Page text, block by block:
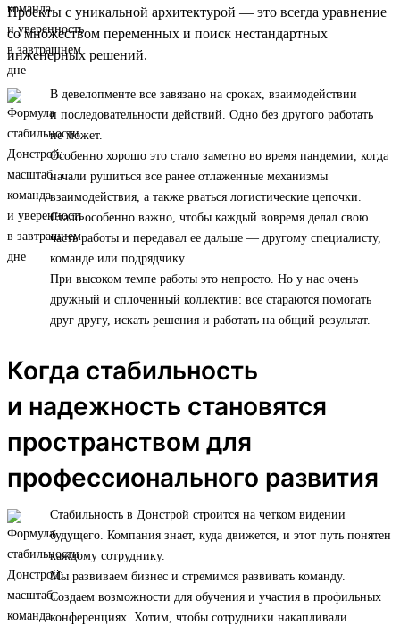
Проекты с уникальной архитектурой — это всегда уравнение
со множеством переменных и поиск нестандартных
инженерных решений.
В девелопменте все завязано на сроках, взаимодействии
и последовательности действий. Одно без другого работать
не может.
Особенно хорошо это стало заметно во время пандемии, когда
начали рушиться все ранее отлаженные механизмы
взаимодействия, а также рваться логистические цепочки.
Стало особенно важно, чтобы каждый вовремя делал свою
часть работы и передавал ее дальше — другому специалисту,
команде или подрядчику.
При высоком темпе работы это непросто. Но у нас очень
дружный и сплоченный коллектив: все стараются помогать
друг другу, искать решения и работать на общий результат.
Когда стабильность
и надежность становятся
пространством для
профессионального развития
Стабильность в Донстрой строится на четком видении
будущего. Компания знает, куда движется, и этот путь понятен
каждому сотруднику.
Мы развиваем бизнес и стремимся развивать команду.
Создаем возможности для обучения и участия в профильных
конференциях. Хотим, чтобы сотрудники накапливали